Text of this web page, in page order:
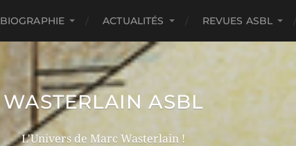
BIOGRAPHIE ACTUALITÉS REVUES ASBL
WASTERLAIN ASBL
L'Univers de Marc Wasterlain !